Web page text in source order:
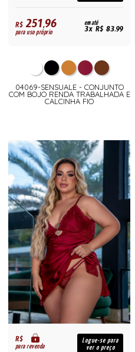
R$251,96
para uso próprio
em até
3x R$ 83,99
04069-SENSUALE - CONJUNTO
COM BOJO RENDA TRABALHADA E
CALCINHA FIO
R$
para revenda
Logue-se para
ver o preço